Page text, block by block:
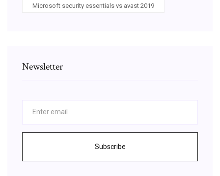
Microsoft security essentials vs avast 2019
Newsletter
Subscribe